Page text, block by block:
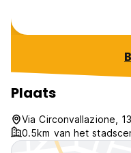
Plaats
Via Circonvallazione,
0.5km van het